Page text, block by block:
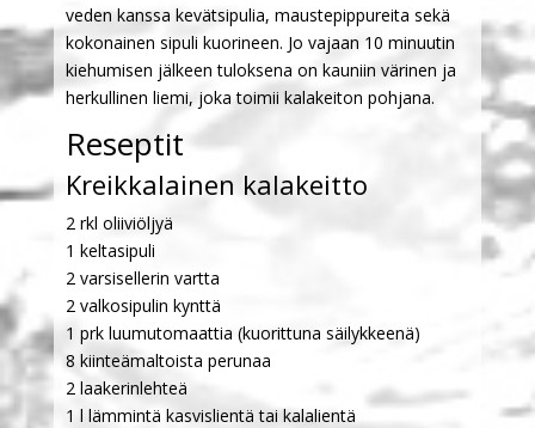
veden kanssa kevätsipulia, maustepippureita sekä
kokonainen sipuli kuorineen. Jo vajaan 10 minuutin
kiehumisen jälkeen tuloksena on kauniin värinen ja
herkullinen liemi, joka toimii kalakeiton pohjana.
Reseptit
Kreikkalainen kalakeitto
2 rkl oliiviöljyä
1 keltasipuli
2 varsisellerin vartta
2 valkosipulin kynttä
1 prk luumutomaattia (kuorittuna säilykkeenä)
8 kiinteämaltoista perunaa
2 laakerinlehteä
1 l lämmintä kasvislientä tai kalalientä